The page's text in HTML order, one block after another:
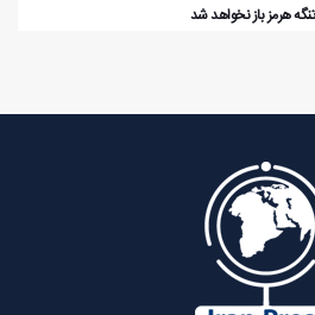
هرمز باز نخواهد شد